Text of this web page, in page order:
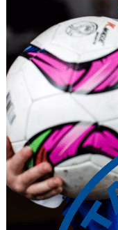
DOMARE, MATCHER.
AVGIFTER
FÖRENINGSSHOP
KONTAKT
STATTENA CUP
INTRESSEANMÄLAN SOM
INTRESSEANMÄLAN